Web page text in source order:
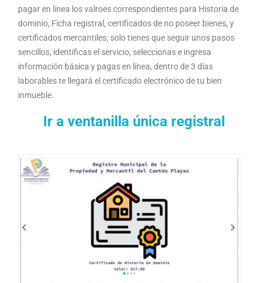
pagar en línea los valroes correspondientes para Historia de
dominio, Ficha registral, certificados de no poseer bienes, y
certificados mercantiles; solo tienes que seguir unos pasos
sencillos, identificas el servicio, seleccionas e ingresa
información básica y pagas en línea, dentro de 3 días
laborables te llegará el certificado electrónico de tu bien
inmueble.
Ir a ventanilla única registral